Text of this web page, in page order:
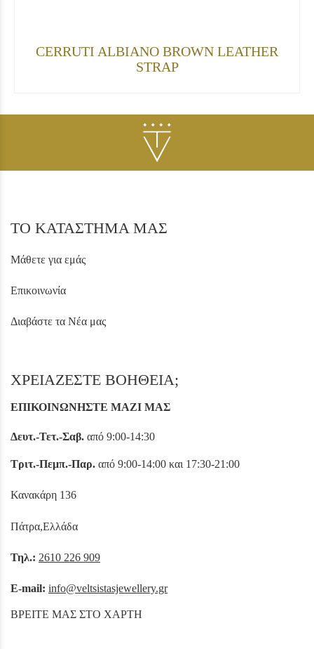
CERRUTI ALBIANO BROWN LEATHER
STRAP
ΤΟ ΚΑΤΑΣΤΗΜΑ ΜΑΣ
Μάθετε για εμάς
Επικοινωνία
Διαβάστε τα Νέα μας
ΧΡΕΙΑΖΕΣΤΕ ΒΟΗΘΕΙΑ;
ΕΠΙΚΟΙΝΩΝΗΣΤΕ ΜΑΖΙ ΜΑΣ
Δευτ.-Τετ.-Σαβ. από 9:00-14:30
Τριτ.-Πεμπ.-Παρ. από 9:00-14:00 και 17:30-21:00
Κανακάρη 136
Πάτρα,Ελλάδα
Τηλ.: 2610 226 909
E-mail: info@veltsistasjewellery.gr
ΒΡΕΙΤΕ ΜΑΣ ΣΤΟ ΧΑΡΤΗ